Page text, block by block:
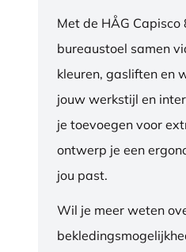
Met de HÅG
bureaustoel samen
kleuren, gasliften en
jouw werkstijl en
je toevoegen voor
ontwerp je een
jou past.
Wil je meer weten